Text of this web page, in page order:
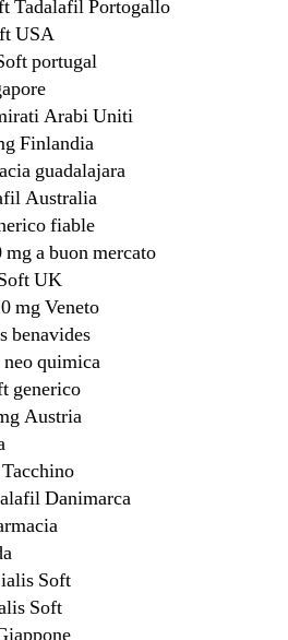
Tadalafil Portogallo
USA
portugal
Arabi Uniti
Finlandia
guadalajara
Australia
fiable
a buon mercato
UK
mg Veneto
benavides
quimica
generico
Austria
Danimarca
Soft
Soft